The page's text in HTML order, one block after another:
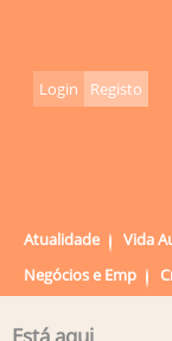
Login Registo
Atualidade Vida
Negócios e Emp
Está aqui